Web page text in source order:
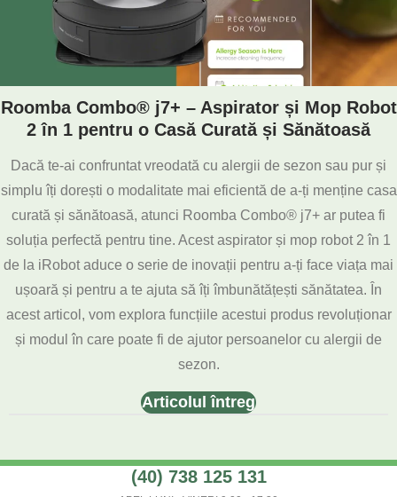
Roomba Combo® j7+ – Aspirator și Mop Robot
2 în 1 pentru o Casă Curată și Sănătoasă
Dacă te-ai confruntat vreodată cu alergii de sezon sau pur și
simplu îți dorești o modalitate mai eficientă de a-ți menține casa
curată și sănătoasă, atunci Roomba Combo® j7+ ar putea fi
soluția perfectă pentru tine. Acest aspirator și mop robot 2 în 1
de la iRobot aduce o serie de inovații pentru a-ți face viața mai
ușoară și pentru a te ajuta să îți îmbunătățești sănătatea. În
acest articol, vom explora funcțiile acestui produs revoluționar
și modul în care poate fi de ajutor persoanelor cu alergii de
sezon.
Articolul întreg
(40) 738 125 131